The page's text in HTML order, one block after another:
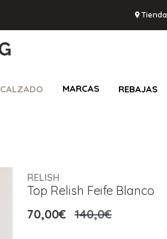
Tienda
CALZADO MARCAS REBAJAS
RELISH
Top Relish Feife Blanco
70,00€ 140,0€